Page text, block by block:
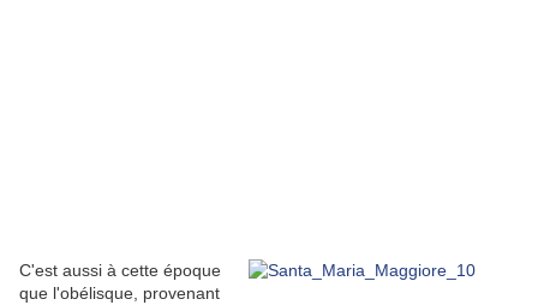
C'est aussi à cette époque
que l'obélisque, provenant